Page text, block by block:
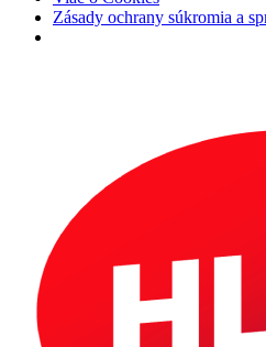
Zásady ochrany súkromia a